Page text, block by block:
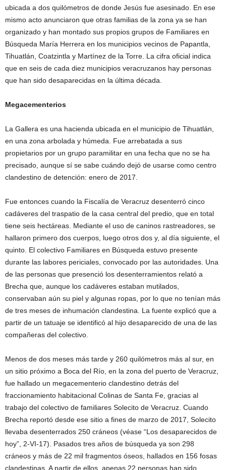
ubicada a dos quilómetros de donde Jesús fue asesinado. En ese
mismo acto anunciaron que otras familias de la zona ya se han
organizado y han montado sus propios grupos de Familiares en
Búsqueda María Herrera en los municipios vecinos de Papantla,
Tihuatlán, Coatzintla y Martínez de la Torre. La cifra oficial indica
que en seis de cada diez municipios veracruzanos hay personas
que han sido desaparecidas en la última década.
Megacementerios
La Gallera es una hacienda ubicada en el municipio de Tihuatlán,
en una zona arbolada y húmeda. Fue arrebatada a sus
propietarios por un grupo paramilitar en una fecha que no se ha
precisado, aunque sí se sabe cuándo dejó de usarse como centro
clandestino de detención: enero de 2017.
Fue entonces cuando la Fiscalía de Veracruz desenterró cinco
cadáveres del traspatio de la casa central del predio, que en total
tiene seis hectáreas. Mediante el uso de caninos rastreadores, se
hallaron primero dos cuerpos, luego otros dos y, al día siguiente, el
quinto. El colectivo Familiares en Búsqueda estuvo presente
durante las labores periciales, convocado por las autoridades. Una
de las personas que presenció los desenterramientos relató a
Brecha que, aunque los cadáveres estaban mutilados,
conservaban aún su piel y algunas ropas, por lo que no tenían más
de tres meses de inhumación clandestina. La fuente explicó que a
partir de un tatuaje se identificó al hijo desaparecido de una de las
compañeras del colectivo.
Menos de dos meses más tarde y 260 quilómetros más al sur, en
un sitio próximo a Boca del Río, en la zona del puerto de Veracruz,
fue hallado un megacementerio clandestino detrás del
fraccionamiento habitacional Colinas de Santa Fe, gracias al
trabajo del colectivo de familiares Solecito de Veracruz. Cuando
Brecha reportó desde ese sitio a fines de marzo de 2017, Solecito
llevaba desenterrados 250 cráneos (véase “Los desaparecidos de
hoy”, 2-VI-17). Pasados tres años de búsqueda ya son 298
cráneos y más de 22 mil fragmentos óseos, hallados en 156 fosas
clandestinas. A partir de ellos, apenas 22 personas han sido